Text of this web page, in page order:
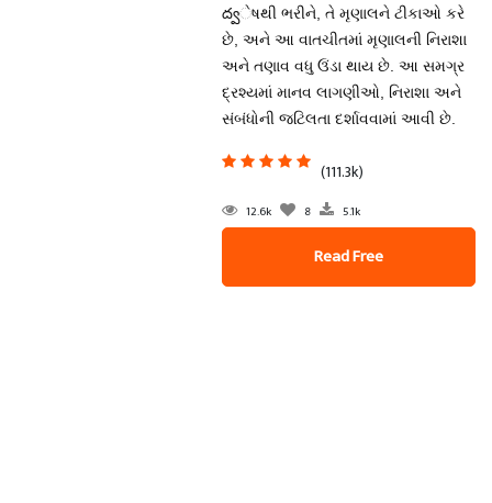
ద్వેષથી ભરીને, તે મૃણાલને ટીકાઓ કરે
છે, અને આ વાતચીતમાં મૃણાલની નિરાશા
અને તણાવ વધુ ઉંડા થાય છે. આ સમગ્ર
દ્રશ્યમાં માનવ લાગણીઓ, નિરાશા અને
સંબંધોની જટિલતા દર્શાવવામાં આવી છે.
(111.3k)
12.6k 8 5.1k
Read Free